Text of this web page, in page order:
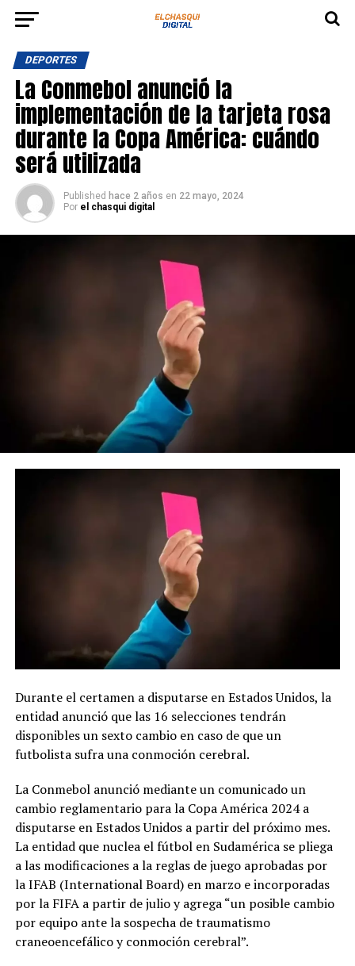
DEPORTES
La Conmebol anunció la
implementación de la tarjeta rosa
durante la Copa América: cuándo
será utilizada
Published hace 2 años en 22 mayo, 2024
Por el chasqui digital
Durante el certamen a disputarse en Estados Unidos, la
entidad anunció que las 16 selecciones tendrán
disponibles un sexto cambio en caso de que un
futbolista sufra una conmoción cerebral.
La Conmebol anunció mediante un comunicado un
cambio reglamentario para la Copa América 2024 a
disputarse en Estados Unidos a partir del próximo mes.
La entidad que nuclea el fútbol en Sudamérica se pliega
a las modificaciones a la reglas de juego aprobadas por
la IFAB (International Board) en marzo e incorporadas
por la FIFA a partir de julio y agrega “un posible cambio
por equipo ante la sospecha de traumatismo
craneoencefálico y conmoción cerebral”.